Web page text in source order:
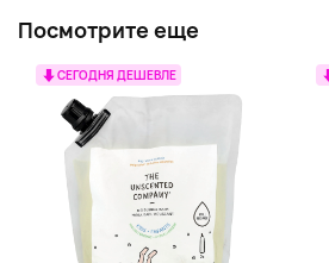
Посмотрите еще
СЕГОДНЯ ДЕШЕВЛЕ